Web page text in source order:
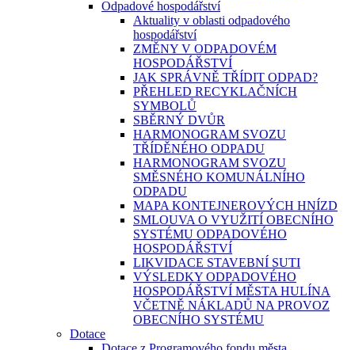
Odpadové hospodářství
Aktuality v oblasti odpadového
hospodářství
ZMĚNY V ODPADOVÉM
HOSPODÁŘSTVÍ
JAK SPRÁVNĚ TŘÍDIT ODPAD?
PŘEHLED RECYKLAČNÍCH
SYMBOLŮ
SBĚRNÝ DVŮR
HARMONOGRAM SVOZU
TŘÍDĚNÉHO ODPADU
HARMONOGRAM SVOZU
SMĚSNÉHO KOMUNÁLNÍHO
ODPADU
MAPA KONTEJNEROVÝCH HNÍZD
SMLOUVA O VYUŽITÍ OBECNÍHO
SYSTÉMU ODPADOVÉHO
HOSPODÁŘSTVÍ
LIKVIDACE STAVEBNÍ SUTI
VÝSLEDKY ODPADOVÉHO
HOSPODÁŘSTVÍ MĚSTA HULÍNA
VČETNĚ NÁKLADŮ NA PROVOZ
OBECNÍHO SYSTÉMU
Dotace